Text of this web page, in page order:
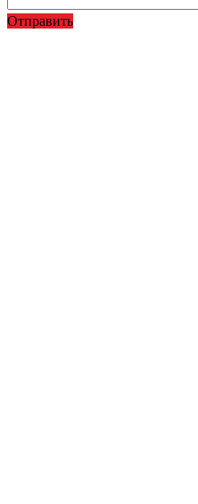
Отправить